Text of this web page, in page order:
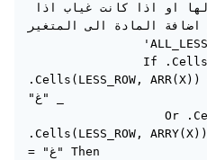
المادة الى المتغير
                'ALL_LESS
                If .Cells(R, ARR(X)) <
.Cells(LESS_ROW,
"غ" _
                   Or .Cells(R, ARRY(X)) <
.Cells(LESS_ROW,
= "غ" Then